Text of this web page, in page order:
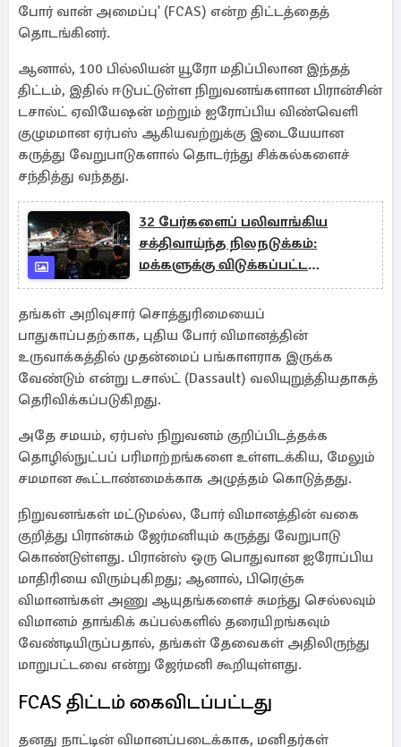
போர் வான் அமைப்பு' (FCAS) என்ற திட்டத்தைத்
தொடங்கினர்.
ஆனால், 100 பில்லியன் யூரோ மதிப்பிலான இந்தத்
திட்டம், இதில் ஈடுபட்டுள்ள நிறுவனங்களான பிரான்சின்
டசால்ட் ஏவியேஷன் மற்றும் ஐரோப்பிய விண்வெளி
குழுமமான ஏர்பஸ் ஆகியவற்றுக்கு இடையேயான
கருத்து வேறுபாடுகளால் தொடர்ந்து சிக்கல்களைச்
சந்தித்து வந்தது.
32 பேர்களைப் பலிவாங்கிய
சக்திவாய்ந்த நிலநடுக்கம்:
மக்களுக்கு விடுக்கப்பட்ட
எச்சரிக்கை
தங்கள் அறிவுசார் சொத்துரிமையைப்
பாதுகாப்பதற்காக, புதிய போர் விமானத்தின்
உருவாக்கத்தில் முதன்மைப் பங்காளராக இருக்க
வேண்டும் என்று டசால்ட் (Dassault) வலியுறுத்தியதாகத்
தெரிவிக்கப்படுகிறது.
அதே சமயம், ஏர்பஸ் நிறுவனம் குறிப்பிடத்தக்க
தொழில்நுட்பப் பரிமாற்றங்களை உள்ளடக்கிய, மேலும்
சமமான கூட்டாண்மைக்காக அழுத்தம் கொடுத்தது.
நிறுவனங்கள் மட்டுமல்ல, போர் விமானத்தின் வகை
குறித்து பிரான்சும் ஜேர்மனியும் கருத்து வேறுபாடு
கொண்டுள்ளது. பிரான்ஸ் ஒரு பொதுவான ஐரோப்பிய
மாதிரியை விரும்புகிறது; ஆனால், பிரெஞ்சு
விமானங்கள் அணு ஆயுதங்களைச் சுமந்து செல்லவும்
விமானம் தாங்கிக் கப்பல்களில் தரையிறங்கவும்
வேண்டியிருப்பதால், தங்கள் தேவைகள் அதிலிருந்து
மாறுபட்டவை என்று ஜேர்மனி கூறியுள்ளது.
FCAS திட்டம் கைவிடப்பட்டது
தனது நாட்டின் விமானப்படைக்காக, மனிதர்கள்